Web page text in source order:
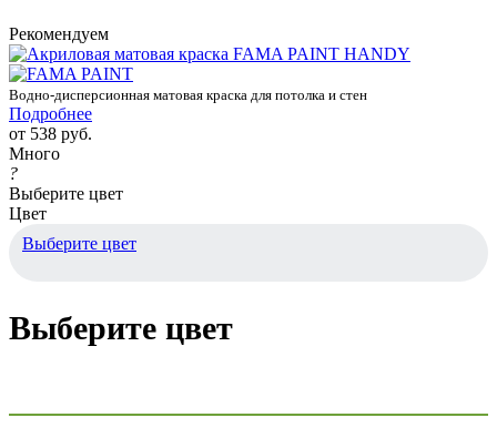
Рекомендуем
Водно-дисперсионная матовая краска для потолка и стен
Подробнее
от 538 руб.
Много
?
Выберите цвет
Цвет
Выберите цвет
Выберите цвет